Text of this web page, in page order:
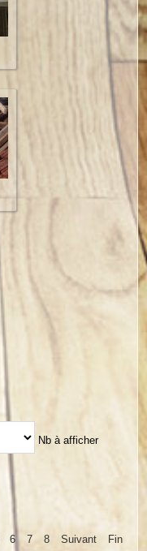
Nb à afficher
6 7 8 Suivant Fin